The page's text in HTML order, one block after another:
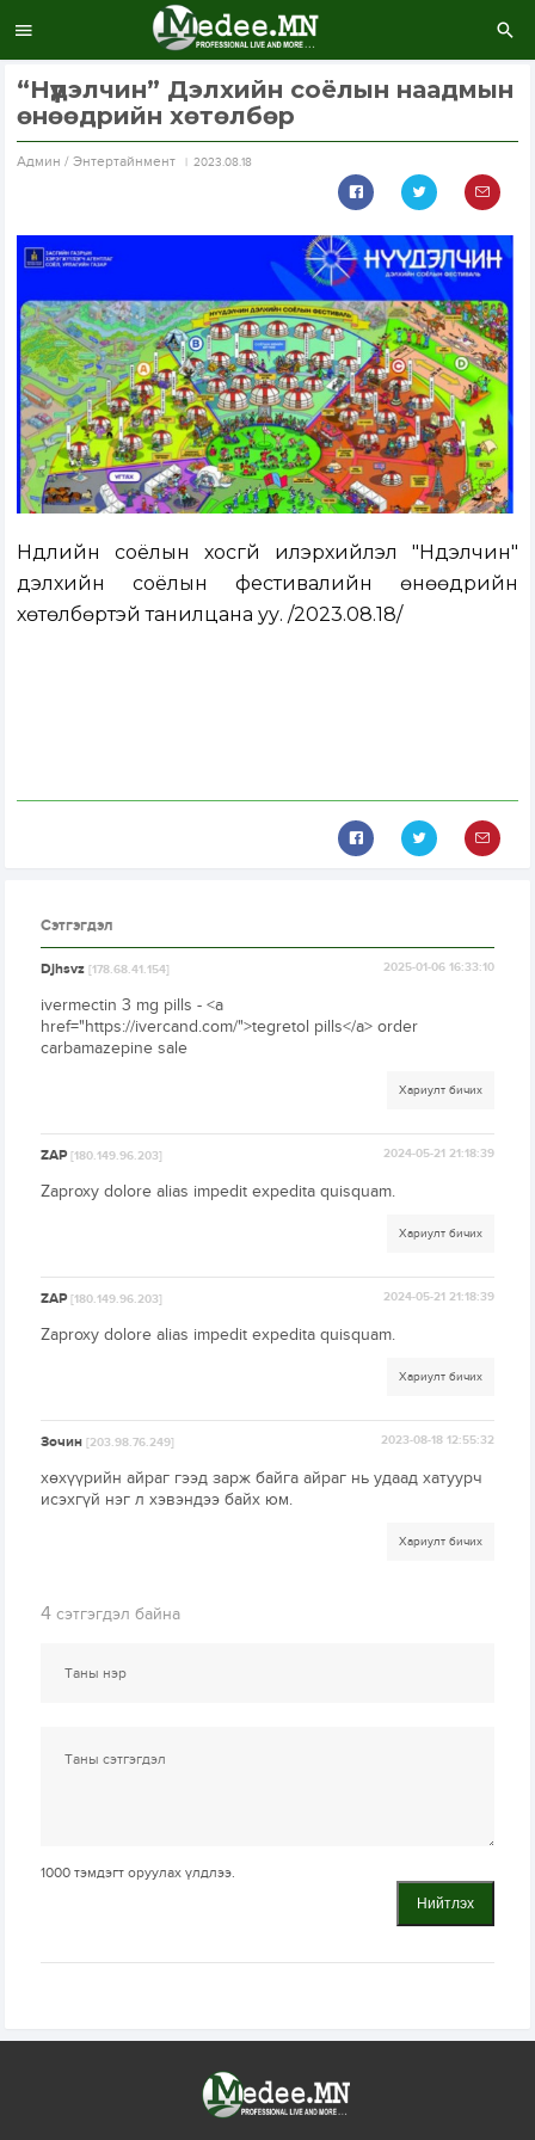
“Нүүдэлчин” Дэлхийн соёлын наадмын
өнөөдрийн хөтөлбөр
Aдмин / Энтертайнмент 2023.08.18
Нүүдлийн соёлын хосгүй илэрхийлэл "Нүүдэлчин"
дэлхийн соёлын фестивалийн өнөөдрийн
хөтөлбөртэй танилцана уу. /2023.08.18/
Сэтгэгдэл
Djhsvz[178.68.41.154] 2025-01-06 16:33:10
ivermectin 3 mg pills - <a
href="https://ivercand.com/">tegretol pills</a> order
carbamazepine sale
Хариулт бичих
ZAP[180.149.96.203] 2024-05-21 21:18:39
Zaproxy dolore alias impedit expedita quisquam.
Хариулт бичих
ZAP[180.149.96.203] 2024-05-21 21:18:39
Zaproxy dolore alias impedit expedita quisquam.
Хариулт бичих
Зочин[203.98.76.249] 2023-08-18 12:55:32
хөхүүрийн айраг гээд зарж байга айраг нь удаад хатуурч
исэхгүй нэг л хэвэндээ байх юм.
Хариулт бичих
4 сэтгэгдэл байна
1000 тэмдэгт оруулах үлдлээ.
Нийтлэх